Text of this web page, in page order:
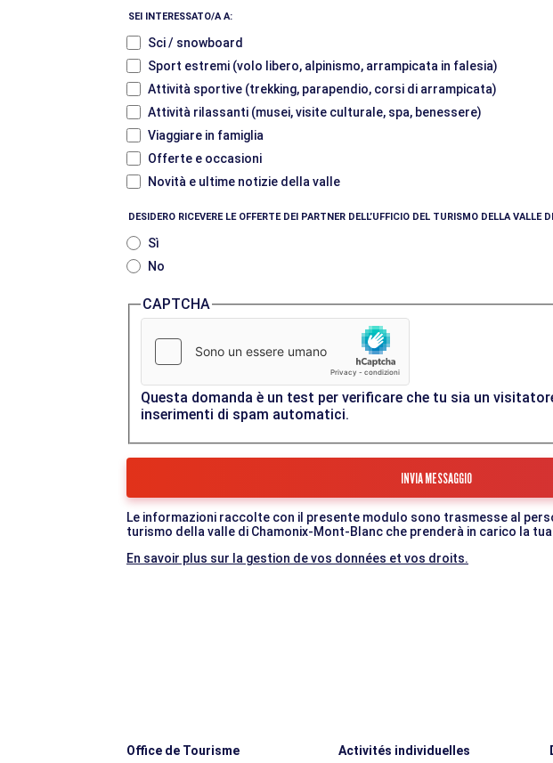
SEI INTERESSATO/A A:
Sci / snowboard
Sport estremi (volo libero, alpinismo, arrampicata in falesia)
Attività sportive (trekking, parapendio, corsi di arrampicata)
Attività rilassanti (musei, visite culturale, spa, benessere)
Viaggiare in famiglia
Offerte e occasioni
Novità e ultime notizie della valle
DESIDERO RICEVERE LE OFFERTE DEI PARTNER DELL’UFFICIO DEL TURISMO DELLA
Sì
No
CAPTCHA
Questa domanda è un test per verificare che tu sia un
inserimenti di spam automatici.
Le informazioni raccolte con il presente modulo sono trasmesse al
turismo della valle di Chamonix-Mont-Blanc che prenderà in carico la
En savoir plus sur la gestion de vos données et vos droits.
Office de Tourisme Activités individuelles